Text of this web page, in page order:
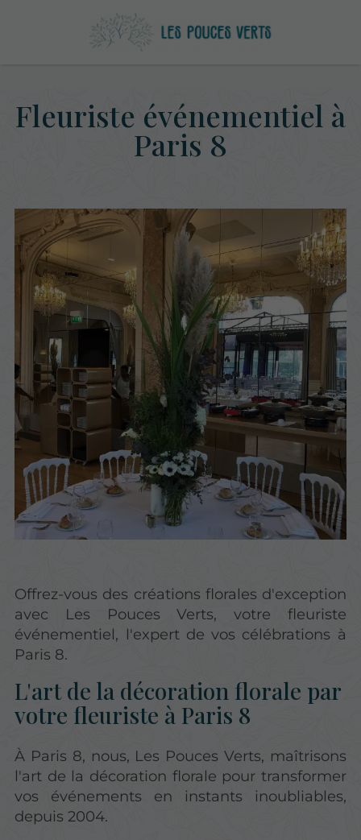
Fleuriste événementiel à
Paris 8
Offrez-vous des créations florales d'exception
avec Les Pouces Verts, votre fleuriste
événementiel, l'expert de vos célébrations à
Paris 8.
L'art de la décoration florale par
votre fleuriste à Paris 8
À Paris 8, nous, Les Pouces Verts, maîtrisons
l'art de la décoration florale pour transformer
vos événements en instants inoubliables,
depuis 2004.